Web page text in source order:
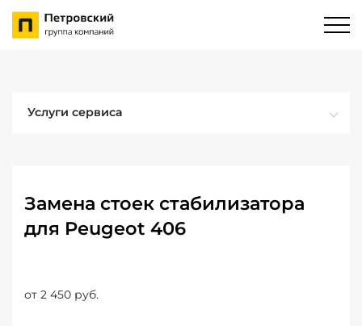
Услуги сервиса
Замена стоек стабилизатора
для Peugeot 406
от 2 450 руб.